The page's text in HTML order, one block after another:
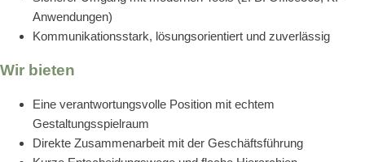
Anwendungen)
Kommunikationsstark, lösungsorientiert und zuverlässig
Wir bieten
Eine verantwortungsvolle Position mit echtem
Gestaltungsspielraum
Direkte Zusammenarbeit mit der Geschäftsführung